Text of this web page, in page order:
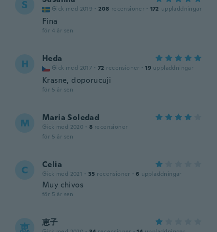
S Gick med 2019 · 208 recensioner · 172 uppladdningar
Fina
för 4 år sen
H Heda
Gick med 2017 · 72 recensioner · 19 uppladdningar
Krasne, doporucuji
för 5 år sen
M Maria Soledad
Gick med 2020 · 8 recensioner
för 5 år sen
C Celia
Gick med 2021 · 35 recensioner · 6 uppladdningar
Muy chivos
för 5 år sen
恵 恵子